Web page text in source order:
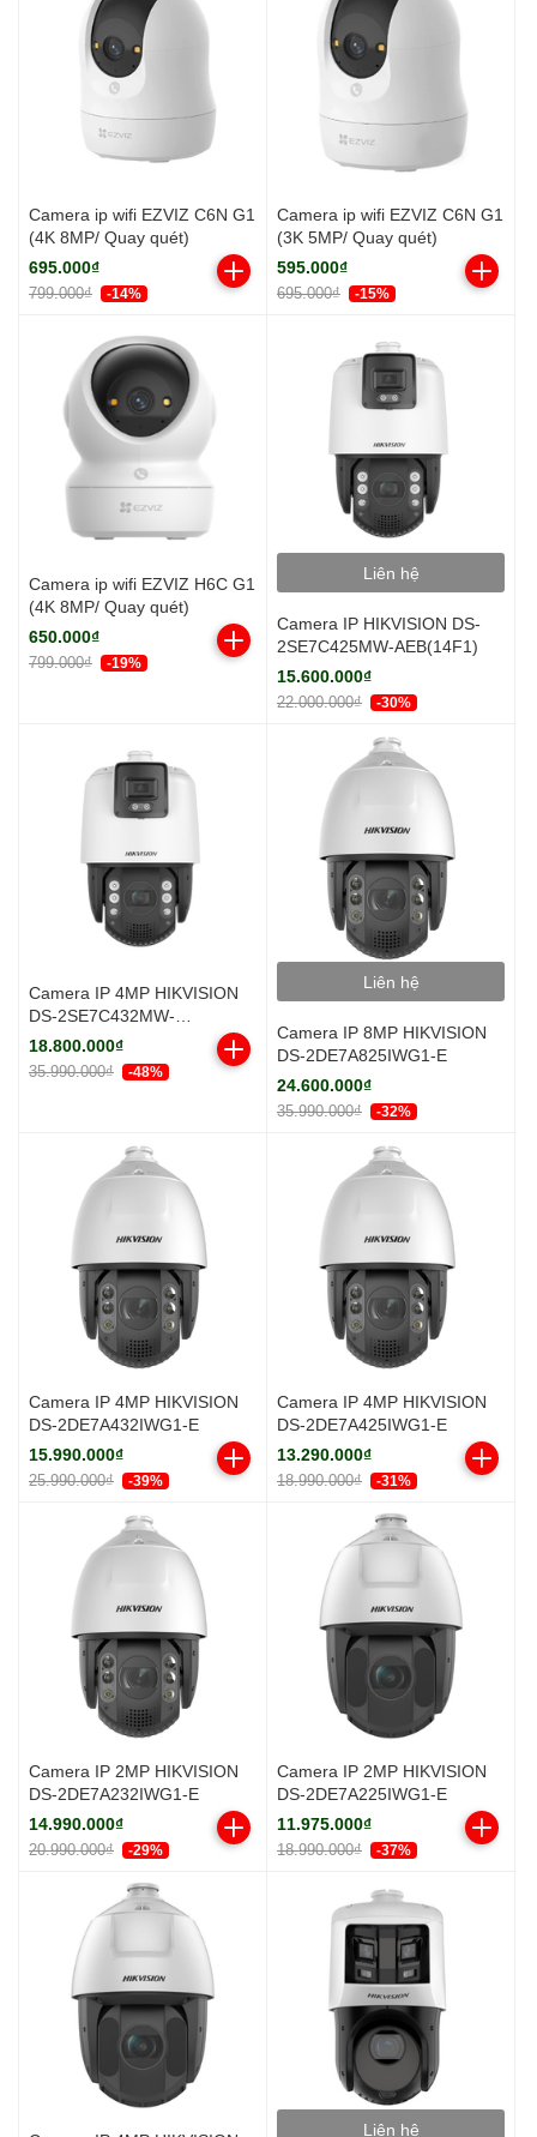
Camera ip wifi EZVIZ C6N G1
(4K 8MP/ Quay quét)
695.000₫
799.000₫ -14%
Camera ip wifi EZVIZ C6N G1
(3K 5MP/ Quay quét)
595.000₫
695.000₫ -15%
Camera ip wifi EZVIZ H6C G1
(4K 8MP/ Quay quét)
650.000₫
799.000₫ -19%
Liên hệ
Camera IP HIKVISION DS-
2SE7C425MW-AEB(14F1)
15.600.000₫
22.000.000₫ -30%
Camera IP 4MP HIKVISION
DS-2SE7C432MW-
AEB(14F1)
18.800.000₫
35.990.000₫ -48%
Liên hệ
Camera IP 8MP HIKVISION
DS-2DE7A825IWG1-E
24.600.000₫
35.990.000₫ -32%
Camera IP 4MP HIKVISION
DS-2DE7A432IWG1-E
15.990.000₫
25.990.000₫ -39%
Camera IP 4MP HIKVISION
DS-2DE7A425IWG1-E
13.290.000₫
18.990.000₫ -31%
Camera IP 2MP HIKVISION
DS-2DE7A232IWG1-E
14.990.000₫
20.990.000₫ -29%
Camera IP 2MP HIKVISION
DS-2DE7A225IWG1-E
11.975.000₫
18.990.000₫ -37%
Liên hệ